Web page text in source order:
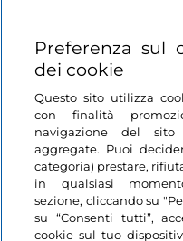
Login
Restiamo in contatto
Preferenza sul
dei cookie
Questo sito utilizza
con finalità
navigazione del
aggregate. Puoi
categoria) prestare,
in qualsiasi
sezione, cliccando su
su “Consenti tutti”,
cookie sul tuo